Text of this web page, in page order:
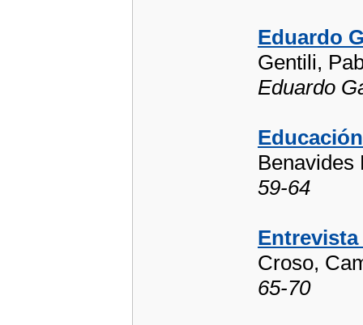
Eduardo
Gentili,
Eduardo
Benavides
59-64
Croso,
65-70